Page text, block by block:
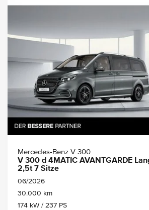
Mercedes-Benz V 300
V 300 d 4MATIC AVANTGARDE
2,5t 7 Sitze
06/2026
30.000 km
174 kW / 237 PS